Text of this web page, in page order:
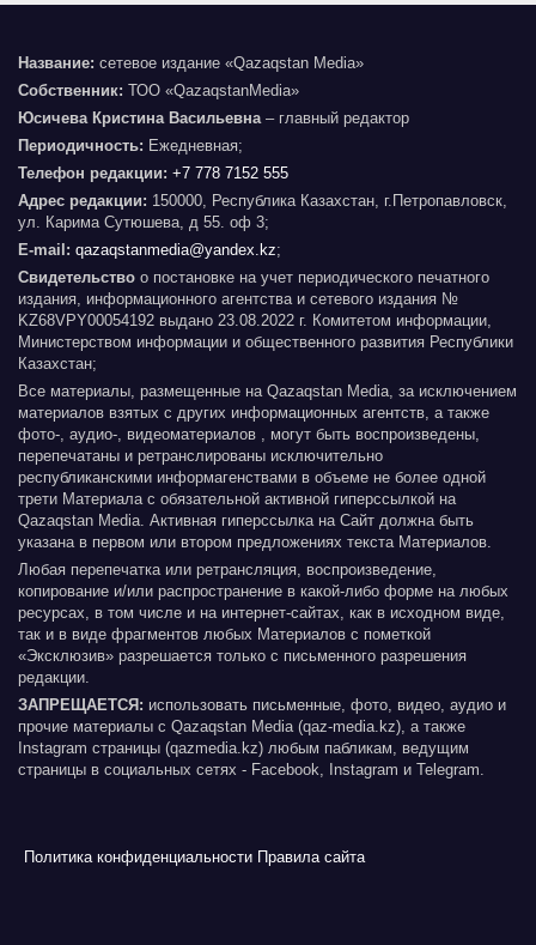
Название: сетевое издание «Qazaqstan Media»
Собственник: ТОО «QazaqstanMedia»
Юсичева Кристина Васильевна – главный редактор
Периодичность: Ежедневная;
Телефон редакции: +7 778 7152 555
Адрес редакции: 150000, Республика Казахстан, г.Петропавловск,
ул. Карима Сутюшева, д 55. оф 3;
E-mail: qazaqstanmedia@yandex.kz;
Свидетельство о постановке на учет периодического печатного
издания, информационного агентства и сетевого издания №
KZ68VPY00054192 выдано 23.08.2022 г. Комитетом информации,
Министерством информации и общественного развития Республики
Казахстан;
Все материалы, размещенные на Qazaqstan Media, за исключением
материалов взятых с других информационных агентств, а также
фото-, аудио-, видеоматериалов , могут быть воспроизведены,
перепечатаны и ретранслированы исключительно
республиканскими информагенствами в объеме не более одной
трети Материала с обязательной активной гиперссылкой на
Qazaqstan Media. Активная гиперссылка на Сайт должна быть
указана в первом или втором предложениях текста Материалов.
Любая перепечатка или ретрансляция, воспроизведение,
копирование и/или распространение в какой-либо форме на любых
ресурсах, в том числе и на интернет-сайтах, как в исходном виде,
так и в виде фрагментов любых Материалов с пометкой
«Эксклюзив» разрешается только с письменного разрешения
редакции.
ЗАПРЕЩАЕТСЯ: использовать письменные, фото, видео, аудио и
прочие материалы с Qazaqstan Media (qaz-media.kz), а также
Instagram страницы (qazmedia.kz) любым пабликам, ведущим
страницы в социальных сетях - Facebook, Instagram и Telegram.
Политика конфиденциальности Правила сайта